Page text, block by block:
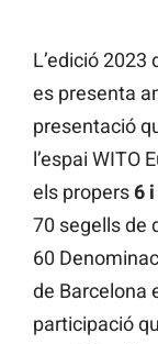
L’edició 2023
es presenta
presentació
l’espai WITO
els propers6
70 segells de
60
de Barcelona
participació